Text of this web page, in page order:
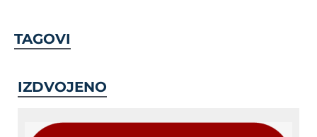
TAGOVI
IZDVOJENO